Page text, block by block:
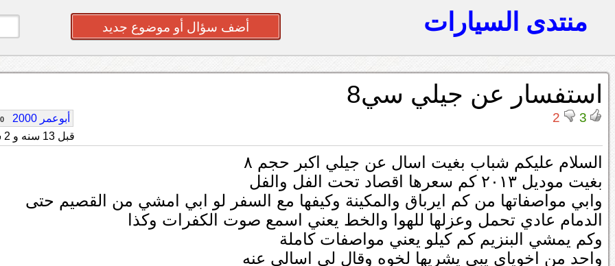
منتدى السيارات أضف سؤال أو موضوع جديد
استفسار عن جيلي سي8
3
2 أبوعمر 2000
قبل 13 سنه و 2 شهر
السلام عليكم شباب بغيت اسال عن جيلي اكبر حجم ٨
بغيت موديل ٢٠١٣ كم سعرها اقصاد تحت الفل والفل
وابي مواصفاتها من كم ايرباق والمكينة وكيفها مع السفر لو ابي امشي من القصيم حتى
الدمام عادي تحمل وعزلها للهوا والخط يعني اسمع صوت الكفرات وكذا
وكم يمشي البنزيم كم كيلو يعني مواصفات كاملة
واحد من اخوياي يبي يشريها لخوه وقال لي اسالي عنه